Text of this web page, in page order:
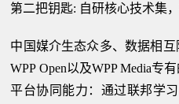
第二把钥匙: 自研核心技术集
中国媒介生态众多、数据相
WPP Open以及WPP Media专
平台协同能力：通过联邦学